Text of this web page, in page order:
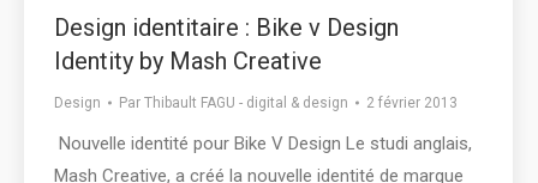
Design identitaire : Bike v Design
Identity by Mash Creative
Design Par Thibault FAGU - digital & design 2 février 2013
Nouvelle identité pour Bike V Design Le studi anglais,
Mash Creative, a créé la nouvelle identité de marque